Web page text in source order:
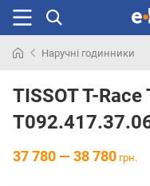
раніше
Наручні годинники
TISSOT T-
37 780 — 38 780 грн.